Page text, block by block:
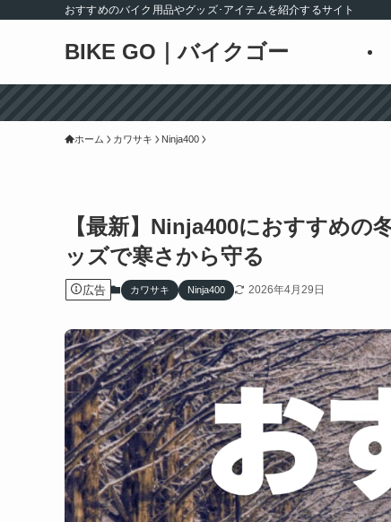
おすすめのバイク用品やグッズ･アイテムを紹介するサイト
BIKE GO｜バイクゴー
ホーム カワサキ Ninja400
【最新】Ninja400におすすめの
ッズで寒さから守る
広告 カワサキ Ninja400 2026年4月29日